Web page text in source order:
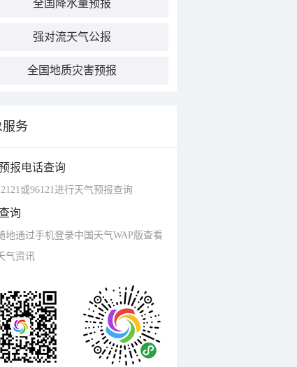
全国降水量预报
强对流天气公报
全国地质灾害预报
务
报电话查询
或96121进行天气预报查询
询
地通过手机登录中国天气WAP版查看
气资讯